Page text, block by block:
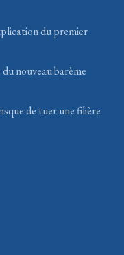
du premier
nouveau barème
de tuer une filière